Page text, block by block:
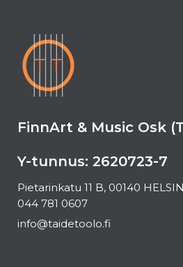
FinnArt & Music Osk
Y-tunnus: 2620723-7
Pietarinkatu 11 B, 00140
044 781 0607
info@taidetoolo.fi